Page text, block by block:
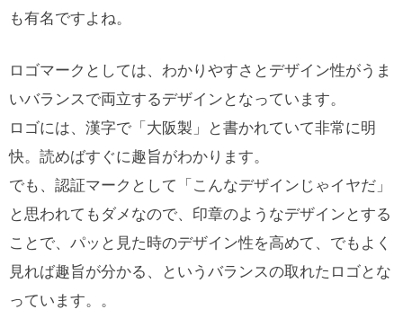
も有名ですよね。
ロゴマークとしては、わかりやすさとデザイン性がうま
いバランスで両立するデザインとなっています。
ロゴには、漢字で「大阪製」と書かれていて非常に明
快。読めばすぐに趣旨がわかります。
でも、認証マークとして「こんなデザインじゃイヤだ」
と思われてもダメなので、印章のようなデザインとする
ことで、パッと見た時のデザイン性を高めて、でもよく
見れば趣旨が分かる、というバランスの取れたロゴとな
っています。。